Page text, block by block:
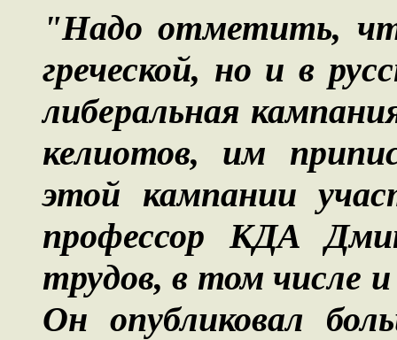
"Надо отметить,
греческой, но и в
либеральная
келиотов, им
этой кампании
профессор КДА
трудов, в том числе
Он опубликовал